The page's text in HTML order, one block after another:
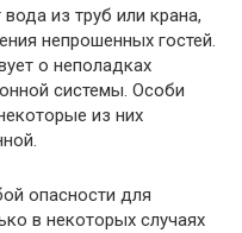
из труб или крана,
непрошенных гостей.
о неполадках
системы. Особи
из них
опасности для
в некоторых случаях